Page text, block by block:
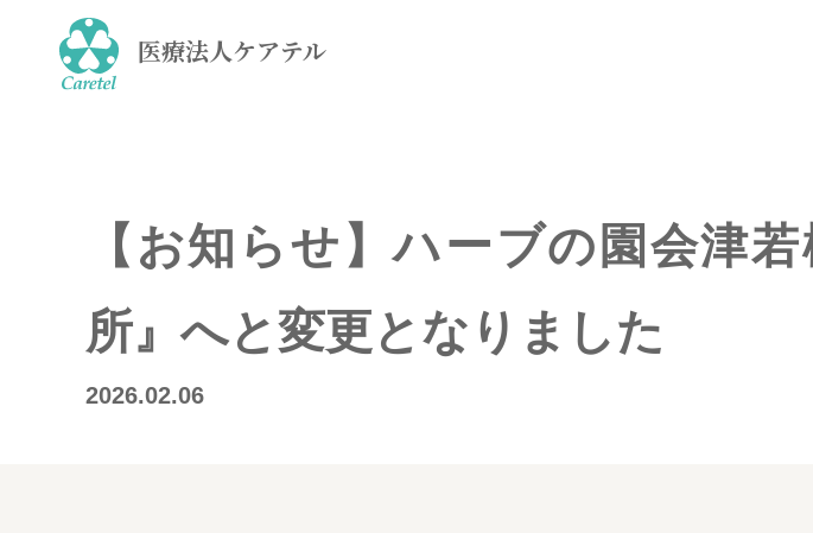
医療法人ケアテル
【お知らせ】ハーブの園会津
所』へと変更となりました
2026.02.06